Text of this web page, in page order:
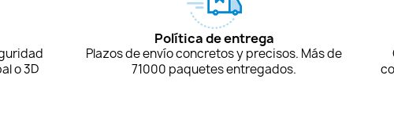
o 3D
Política de entrega
Plazos de envío concretos y precisos. Más de
71000 paquetes entregados.